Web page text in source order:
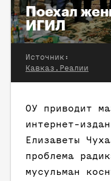
Поехал
ИГИЛ
Источник:
Кавказ.Реалии
ОУ приводит
интернет-
Елизаветы
проблема
мусульман